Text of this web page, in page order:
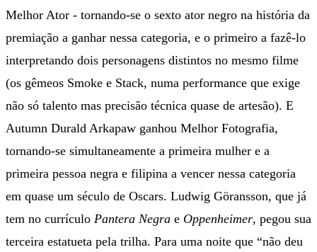
Melhor Ator - tornando-se o sexto ator negro na história da
premiação a ganhar nessa categoria, e o primeiro a fazê-lo
interpretando dois personagens distintos no mesmo filme
(os gêmeos Smoke e Stack, numa performance que exige
não só talento mas precisão técnica quase de artesão). E
Autumn Durald Arkapaw ganhou Melhor Fotografia,
tornando-se simultaneamente a primeira mulher e a
primeira pessoa negra e filipina a vencer nessa categoria
em quase um século de Oscars. Ludwig Göransson, que já
tem no currículo Pantera Negra e Oppenheimer, pegou sua
terceira estatueta pela trilha. Para uma noite que “não deu